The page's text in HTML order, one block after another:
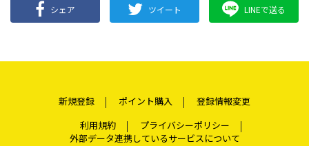
シェア ツイート LINEで送る
新規登録 ポイント購入
登録情報変更
利用規約
プライバシーポリシー
外部データ連携しているサービスについて